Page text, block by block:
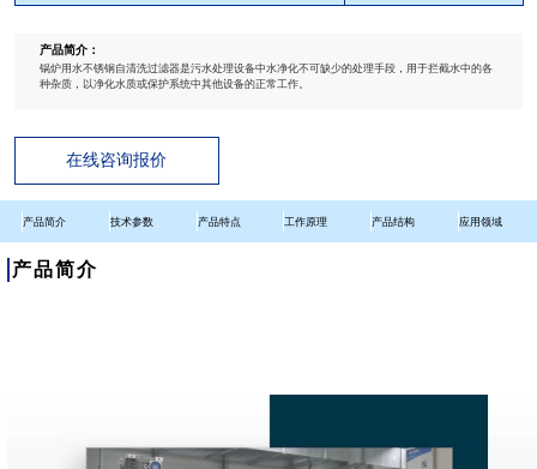
产品简介：
锅炉用水不锈钢自清洗过滤器是污水处理设备中水净化不可缺少的处理手段，用于拦截水中的各
种杂质，以净化水质或保护系统中其他设备的正常工作。
在线咨询报价
产品简介 技术参数 产品特点 工作原理 产品结构 应用领域
产品简介